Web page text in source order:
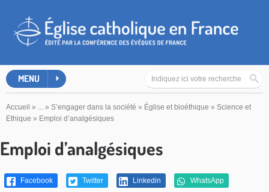
MENU
Accueil » ... » S’engager dans la société » Église et bioéthique » Science et
Ethique » Emploi d’analgésiques
Emploi d’analgésiques
Facebook Twitter Linkedin WhatsApp